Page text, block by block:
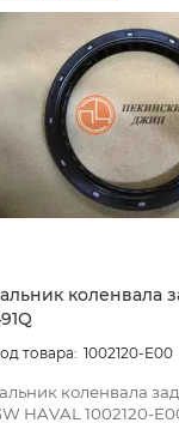
коленвала
1002120-E00
коленвала
HAVAL 1002120-